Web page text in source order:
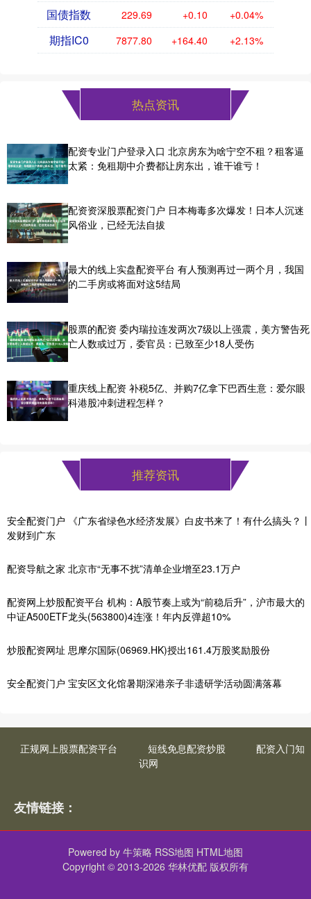
国债指数 229.69 +0.10 +0.04%
期指IC0 7877.80 +164.40 +2.13%
热点资讯
配资专业门户登录入口 北京房东为啥宁空不租？租客逼
太紧：免租期中介费都让房东出，谁干谁亏！
配资资深股票配资门户 日本梅毒多次爆发！日本人沉迷
风俗业，已经无法自拔
最大的线上实盘配资平台 有人预测再过一两个月，我国
的二手房或将面对这5结局
股票的配资 委内瑞拉连发两次7级以上强震，美方警告死
亡人数或过万，委官员：已致至少18人受伤
重庆线上配资 补税5亿、并购7亿拿下巴西生意：爱尔眼
科港股冲刺进程怎样？
推荐资讯
安全配资门户 《广东省绿色水经济发展》白皮书来了！有什么搞头？丨
发财到广东
配资导航之家 北京市“无事不扰”清单企业增至23.1万户
配资网上炒股配资平台 机构：A股节奏上或为“前稳后升”，沪市最大的
中证A500ETF龙头(563800)4连涨！年内反弹超10%
炒股配资网址 思摩尔国际(06969.HK)授出161.4万股奖励股份
安全配资门户 宝安区文化馆暑期深港亲子非遗研学活动圆满落幕
正规网上股票配资平台 短线免息配资炒股
配资入门知
识网
友情链接：
Powered by 牛策略 RSS地图 HTML地图
Copyright © 2013-2026 华林优配 版权所有